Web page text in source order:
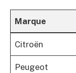
Marque
Citroën
Peugeot